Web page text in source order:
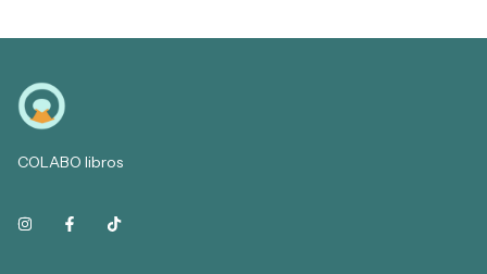
COLABO libros